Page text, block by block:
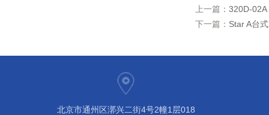
上一篇： 320D-02A
下一篇： Star A台
北京市通州区漷兴二街4号2幢1层018